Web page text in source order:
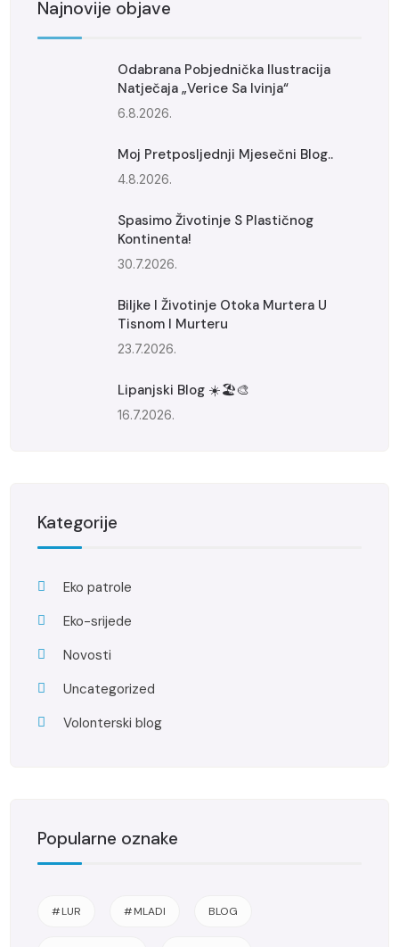
Najnovije objave
Odabrana Pobjednička Ilustracija
Natječaja „Verice Sa Ivinja“
6.8.2026.
Moj Pretposljednji Mjesečni Blog..
4.8.2026.
Spasimo Životinje S Plastičnog
Kontinenta!
30.7.2026.
Biljke I Životinje Otoka Murtera U
Tisnom I Murteru
23.7.2026.
Lipanjski Blog ☀️🏖️🎨
16.7.2026.
Kategorije
Eko patrole
Eko-srijede
Novosti
Uncategorized
Volonterski blog
Popularne oznake
#LUR #MLADI BLOG